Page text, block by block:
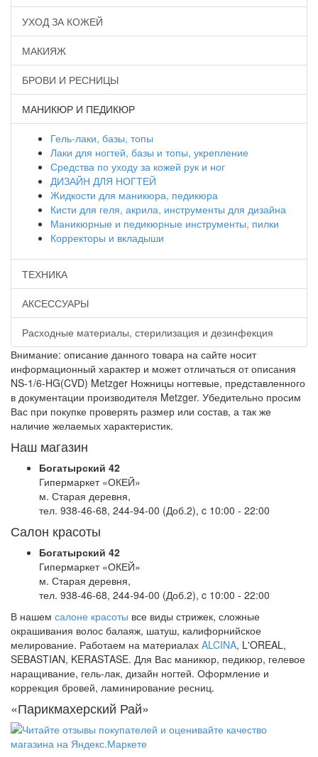
УХОД ЗА КОЖЕЙ
МАКИЯЖ
БРОВИ И РЕСНИЦЫ
МАНИКЮР И ПЕДИКЮР
Гель-лаки, базы, топы
Лаки для ногтей, базы и топы, укрепление
Средства по уходу за кожей рук и ног
ДИЗАЙН ДЛЯ НОГТЕЙ
Жидкости для маникюра, педикюра
Кисти для геля, акрила, инструменты для дизайна
Маникюрные и педикюрные инструменты, пилки
Корректоры и вкладыши
ТЕХНИКА
АКСЕССУАРЫ
Расходные материалы, стерилизация и дезинфекция
Внимание: описание данного товара на сайте носит
информационный характер и может отличаться от описания
NS-1/6-HG(CVD) Metzger Ножницы ногтевые, представленного
в документации производителя Metzger. Убедительно просим
Вас при покупке проверять размер или состав, а так же
наличие желаемых характеристик.
Наш магазин
Богатырский 42
Гипермаркет «ОКЕЙ»
м. Старая деревня,
тел. 938-46-68, 244-94-00 (Доб.2), c 10:00 - 22:00
Салон красоты
Богатырский 42
Гипермаркет «ОКЕЙ»
м. Старая деревня,
тел. 938-46-68, 244-94-00 (Доб.2), c 10:00 - 22:00
В нашем салоне красоты все виды стрижек, сложные
окрашивания волос балаяж, шатуш, калифорнийское
мелирование. Работаем на материалах ALCINA, L'OREAL,
SEBASTIAN, KERASTASE. Для Вас маникюр, педикюр, гелевое
наращивание, гель-лак, дизайн ногтей. Оформление и
коррекция бровей, ламинирование ресниц.
«Парикмахерский Рай»